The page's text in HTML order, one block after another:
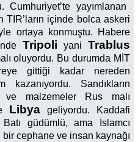
yayımlanan
TIR’ların içinde bolca askeri
ortaya konmuştu. Habere
Tripoli yani Trablus
oluyordu. Bu durumda MİT
gittiği kadar nereden
Sandıkların
ve malzemeler Rus malı
Libya geliyordu. Kaddafi
güdümlü, ama İslamcı
cephane ve insan kaynağı